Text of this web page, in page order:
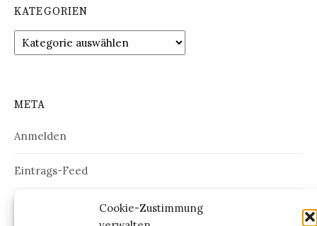
Cookie-Zustimmung
KATEGORIEN
Kategorien
META
Anmelden
Eintrags-Feed
Kommentar-Feed